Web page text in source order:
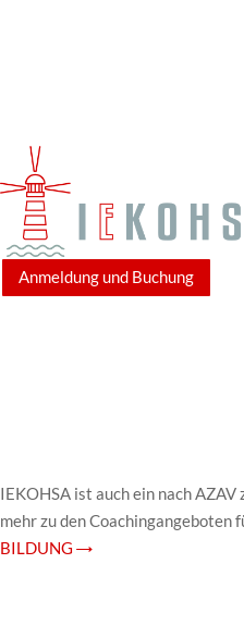
Anmeldung und Buchung
IEKOHSA ist auch ein nach
mehr zu den Coachingangeboten
BILDUNG →